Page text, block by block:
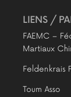
LIENS /
FAEMC –
Martiaux
Feldenkrais
Toum Asso